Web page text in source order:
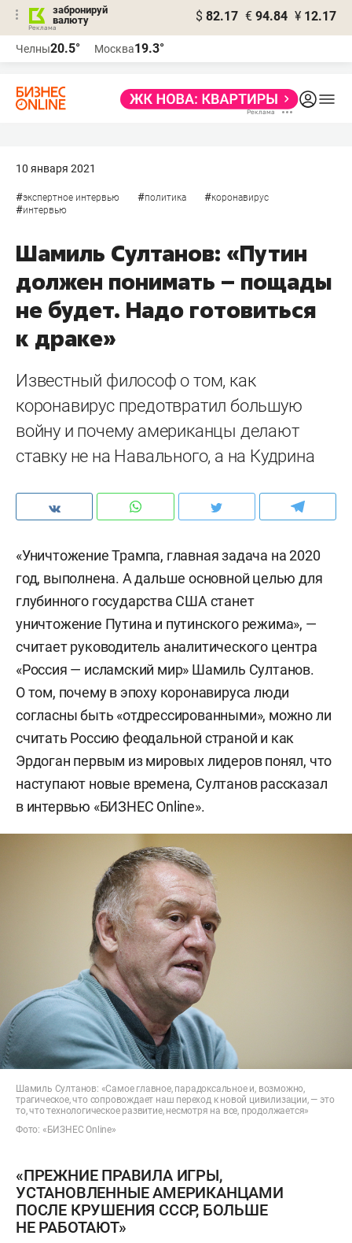
забронируй
валюту
$ 82.17 € 94.84 ¥ 12.17
Челны20.5° Москва19.3°
10 января 2021
#экспертное интервью #политика #коронавирус
#интервью
Шамиль Султанов: «Путин
должен понимать – пощады
не будет. Надо готовиться
к драке»
Известный философ о том, как
коронавирус предотвратил большую
войну и почему американцы делают
ставку не на Навального, а на Кудрина
«Уничтожение Трампа, главная задача на 2020
год, выполнена. А дальше основной целью для
глубинного государства США станет
уничтожение Путина и путинского режима», —
считает руководитель аналитического центра
«Россия — исламский мир» Шамиль Султанов.
О том, почему в эпоху коронавируса люди
согласны быть «отдрессированными», можно ли
считать Россию феодальной страной и как
Эрдоган первым из мировых лидеров понял, что
наступают новые времена, Султанов рассказал
в интервью «БИЗНЕС Online».
Шамиль Султанов: «Самое главное, парадоксальное и, возможно,
трагическое, что сопровождает наш переход к новой цивилизации, — это
то, что технологическое развитие, несмотря на все, продолжается»
Фото: «БИЗНЕС Online»
«ПРЕЖНИЕ ПРАВИЛА ИГРЫ,
УСТАНОВЛЕННЫЕ АМЕРИКАНЦАМИ
ПОСЛЕ КРУШЕНИЯ СССР, БОЛЬШЕ
НЕ РАБОТАЮТ»